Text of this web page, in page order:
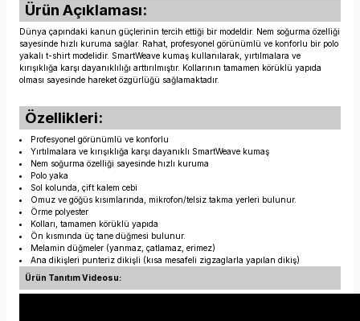
Ürün Açıklaması:
Dünya çapındaki kanun güçlerinin tercih ettiği bir modeldir. Nem soğurma özelliği
sayesinde hızlı kuruma sağlar. Rahat, profesyonel görünümlü ve konforlu bir polo
yakalı t-shirt modelidir. SmartWeave kumaş kullanılarak, yırtılmalara ve
kırışıklığa karşı dayanıklılığı arttırılmıştır. Kollarının tamamen körüklü yapıda
olması sayesinde hareket özgürlüğü sağlamaktadır.
Özellikleri:
Profesyonel görünümlü ve konforlu
Yırtılmalara ve kırışıklığa karşı dayanıklı SmartWeave kumaş
Nem soğurma özelliği sayesinde hızlı kuruma
Polo yaka
Sol kolunda, çift kalem cebi
Omuz ve göğüs kısımlarında, mikrofon/telsiz takma yerleri bulunur.
Örme polyester
Kolları, tamamen körüklü yapıda
Ön kısmında üç tane düğmesi bulunur.
Melamin düğmeler (yanmaz, çatlamaz, erimez)
Ana dikişleri punteriz dikişli (kısa mesafeli zigzaglarla yapılan dikiş)
Ürün Tanıtım Videosu: